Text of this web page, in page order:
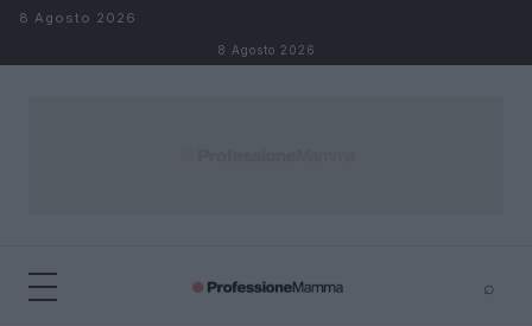
Salta al contenuto
8 Agosto 2026
8 Agosto 2026
⌕